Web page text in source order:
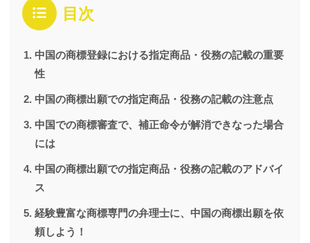
目次
中国の商標登録における指定商品・役務の記載の重要
性
中国の商標出願での指定商品・役務の記載の注意点
中国での商標審査で、補正命令が解消できなった場合
には
中国の商標出願での指定商品・役務の記載のアドバイ
ス
経験豊富な商標専門の弁理士に、中国の商標出願を依
頼しよう！